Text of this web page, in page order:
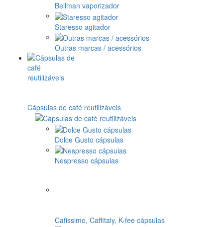
Bellman vaporizador
Staresso agitador
Outras marcas / acessórios
Cápsulas de café reutilizáveis
Dolce Gusto cápsulas
Nespresso cápsulas
Cafissimo, Caffitaly, K-fee cápsulas